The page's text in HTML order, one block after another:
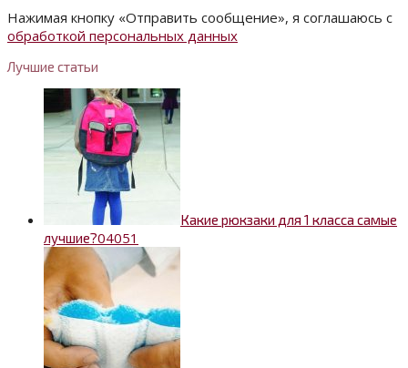
Нажимая кнопку «Отправить сообщение», я соглашаюсь с
обработкой персональных данных
Лучшие статьи
Какие рюкзаки для 1 класса самые
лучшие?04051